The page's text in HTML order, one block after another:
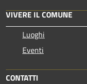
VIVERE IL COMUNE
Luoghi
Eventi
CONTATTI